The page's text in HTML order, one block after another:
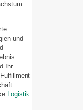
und
Ihr
Logistik